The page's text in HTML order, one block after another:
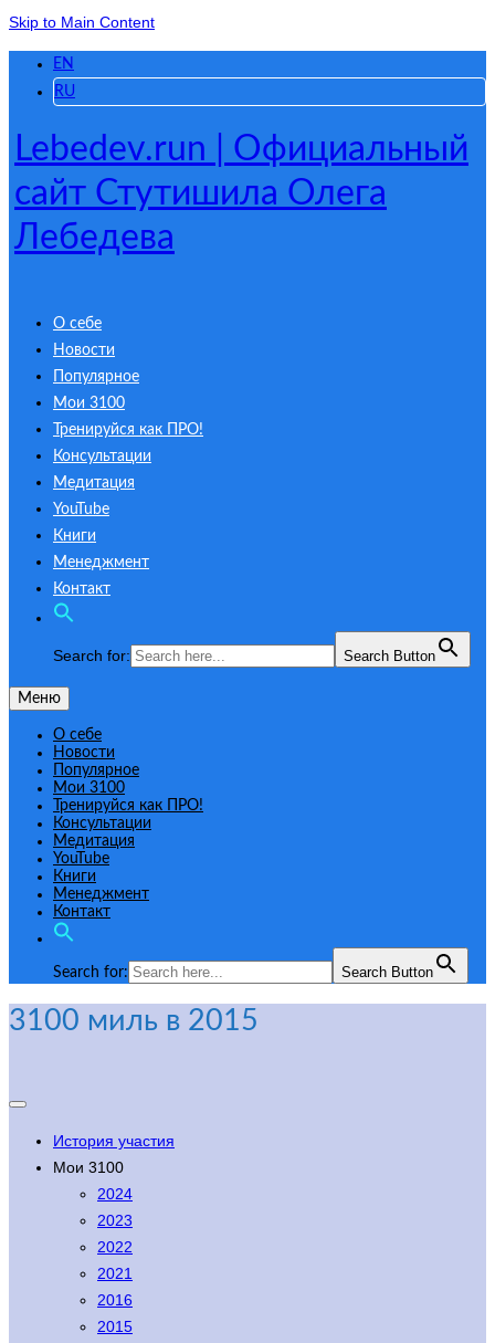
Skip to Main Content
EN
RU
Lebedev.run | Официальный
сайт Стутишила Олега
Лебедева
О себе
Новости
Популярное
Мои 3100
Тренируйся как ПРО!
Консультации
Медитация
YouTube
Книги
Менеджмент
Контакт
Search for: Search Button
Меню
О себе
Новости
Популярное
Мои 3100
Тренируйся как ПРО!
Консультации
Медитация
YouTube
Книги
Менеджмент
Контакт
Search for: Search Button
3100 миль в 2015
История участия
Мои 3100
2024
2023
2022
2021
2016
2015